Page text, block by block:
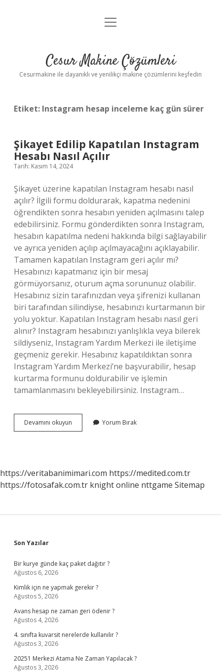
Anasayfa
Yasal Uyarı
menüyü
Cesur Makine Çözümleri
Cesurmakine ile dayanıklı ve yenilikçi makine çözümlerini keşfedin
Etiket: Instagram hesap inceleme kaç gün sürer
Şikayet Edilip Kapatılan Instagram
Hesabı Nasıl Açılır
Tarih: Kasım 14, 2024
Şikayet üzerine kapatılan Instagram hesabı nasıl
açılır? İlgili formu doldurarak, kapatma nedenini
öğrendikten sonra hesabın yeniden açılmasını talep
edebilirsiniz. Formu gönderdikten sonra Instagram,
hesabın kapatılma nedeni hakkında bilgi sağlayabilir
ve ayrıca yeniden açılıp açılmayacağını açıklayabilir.
Tamamen kapatılan Instagram geri açılır mı?
Hesabınızı kapatmanız için bir mesaj
görmüyorsanız, oturum açma sorununuz olabilir.
Hesabınız sizin tarafınızdan veya şifrenizi kullanan
biri tarafından silindiyse, hesabınızı kurtarmanın bir
yolu yoktur. Kapatılan Instagram hesabı nasıl geri
alınır? Instagram hesabınızı yanlışlıkla veya bilerek
sildiyseniz, Instagram Yardım Merkezi ile iletişime
geçmeniz gerekir. Hesabınız kapatıldıktan sonra
Instagram Yardım Merkezi’ne başvurabilir, hesap
kurtarma formunu doldurabilir ve işlemin
tamamlanmasını bekleyebilirsiniz. Instagram…
Devamını okuyun
Edilip
Açılır
Yorum Bırak
https://veritabanimimari.com https://medited.com.tr
https://fotosafak.com.tr knight online nttgame Sitemap
Sidebar
Son Yazılar
Bir kurye günde kaç paket dağıtır ?
Ağustos 6, 2026
Kimlik için ne yapmak gerekir ?
Ağustos 5, 2026
Avans hesap ne zaman geri ödenir ?
Ağustos 4, 2026
4. sınıfta kuvarsit nerelerde kullanılır ?
Ağustos 3, 2026
20251 Merkezi Atama Ne Zaman Yapılacak ?
Ağustos 3, 2026